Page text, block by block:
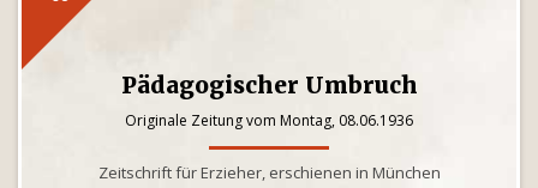
Pädagogischer Umbruch
Originale Zeitung vom Montag, 08.06.1936
Zeitschrift für Erzieher, erschienen in München